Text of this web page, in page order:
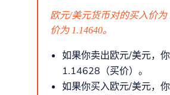
欧元/美元货币对的买入价为
价为 1.14640。
如果你卖出欧元/美元，
1.14628（买价）。
如果你买入欧元/美元，